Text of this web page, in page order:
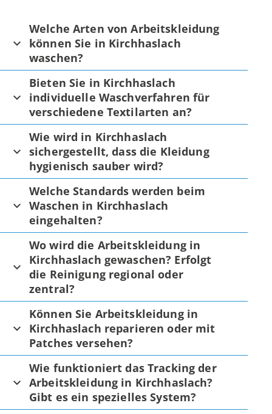
Welche Arten von Arbeitskleidung
können Sie in Kirchhaslach
waschen?
Bieten Sie in Kirchhaslach
individuelle Waschverfahren für
verschiedene Textilarten an?
Wie wird in Kirchhaslach
sichergestellt, dass die Kleidung
hygienisch sauber wird?
Welche Standards werden beim
Waschen in Kirchhaslach
eingehalten?
Wo wird die Arbeitskleidung in
Kirchhaslach gewaschen? Erfolgt
die Reinigung regional oder
zentral?
Können Sie Arbeitskleidung in
Kirchhaslach reparieren oder mit
Patches versehen?
Wie funktioniert das Tracking der
Arbeitskleidung in Kirchhaslach?
Gibt es ein spezielles System?